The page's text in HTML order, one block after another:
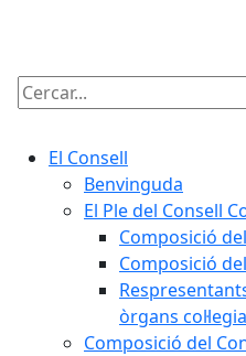
Cercar:
El Consell
Benvinguda
El Ple del Consell
Composició
Composició
òrgans
Composició del